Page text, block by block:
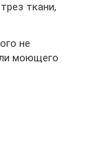
ткани,
не
моющего